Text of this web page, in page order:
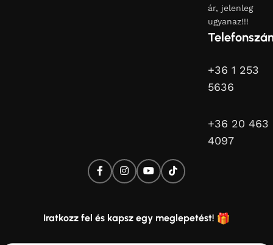
ár, jelenleg
ugyanaz!!!
+36 1 253
5636
+36 20 463
4097
Iratkozz fel és kapsz egy meglepetést!